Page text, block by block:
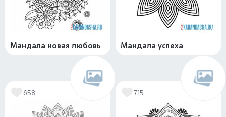
Мандала новая любовь Мандала успеха
658 715